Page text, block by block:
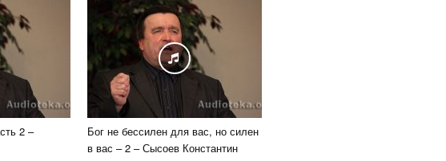
2 –
Бог не бессилен для вас, но силен
в вас – 2 – Сысоев Константин